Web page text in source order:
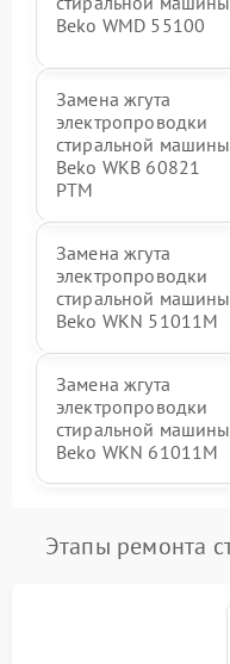
Beko WMD 55100
Замена жгута
электропроводки
стиральной машины
Beko WKB 60821
PTМ
Замена жгута
электропроводки
стиральной машины
Beko WKN 51011M
Замена жгута
электропроводки
стиральной машины
Beko WKN 61011M
Этапы ремонта